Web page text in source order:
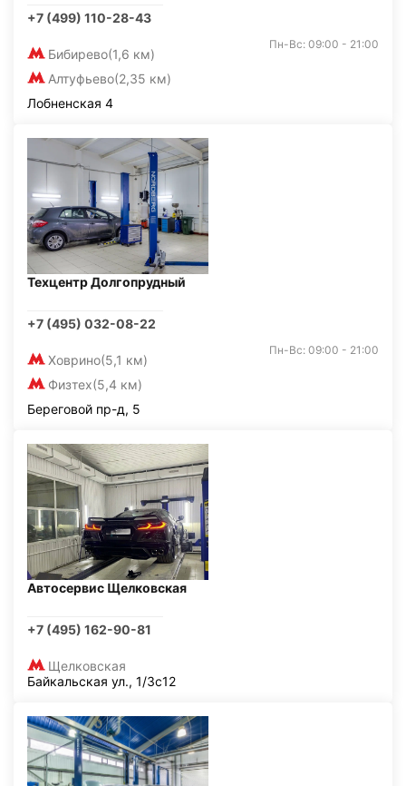
+7 (499) 110-28-43
Бибирево(1,6 км)
Алтуфьево(2,35 км)
Пн-Вс: 09:00 - 21:00
Лобненская 4
Техцентр Долгопрудный
+7 (495) 032-08-22
Ховрино(5,1 км)
Физтех(5,4 км)
Пн-Вс: 09:00 - 21:00
Береговой пр-д, 5
Автосервис Щелковская
+7 (495) 162-90-81
Щелковская
Байкальская ул., 1/3с12